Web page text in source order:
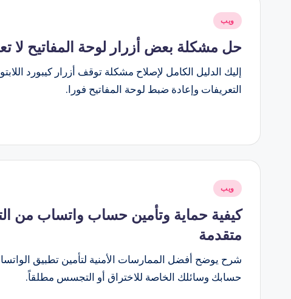
نُشرويب
حل مشكلة بعض أزرار لوحة المفاتيح لا
إليك الدليل الكامل لإصلاح مشكلة توقف أزرار كيبورد
التعريفات وإعادة ضبط لوحة المفاتيح فورا.
نُشرويب
كيفية حماية وتأمين حساب واتساب من
متقدمة
شرح يوضح أفضل الممارسات الأمنية لتأمين تطبيق
حسابك وسائلك الخاصة للاختراق أو التجسس مطلقاً.